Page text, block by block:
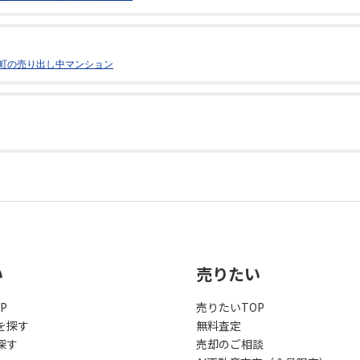
の売り出し中マンション
探す
す
売りたい
売りたいTOP
無料査定
売却のご相談